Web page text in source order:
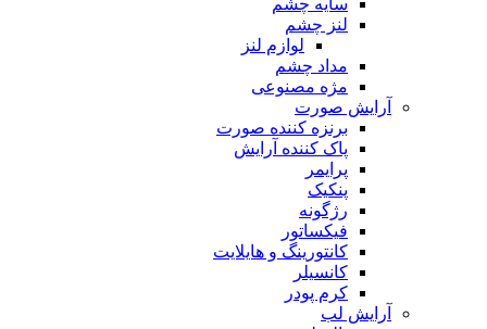
لنز چشم
لوازم لنز
مداد چشم
مژه مصنوعی
آرایش صورت
برنزه کننده صورت
پاک کننده آرایش
پرایمر
پنکیک
رژگونه
فیکساتور
کانتورینگ و هایلایت
کانسیلر
کرم پودر
آرایش لب